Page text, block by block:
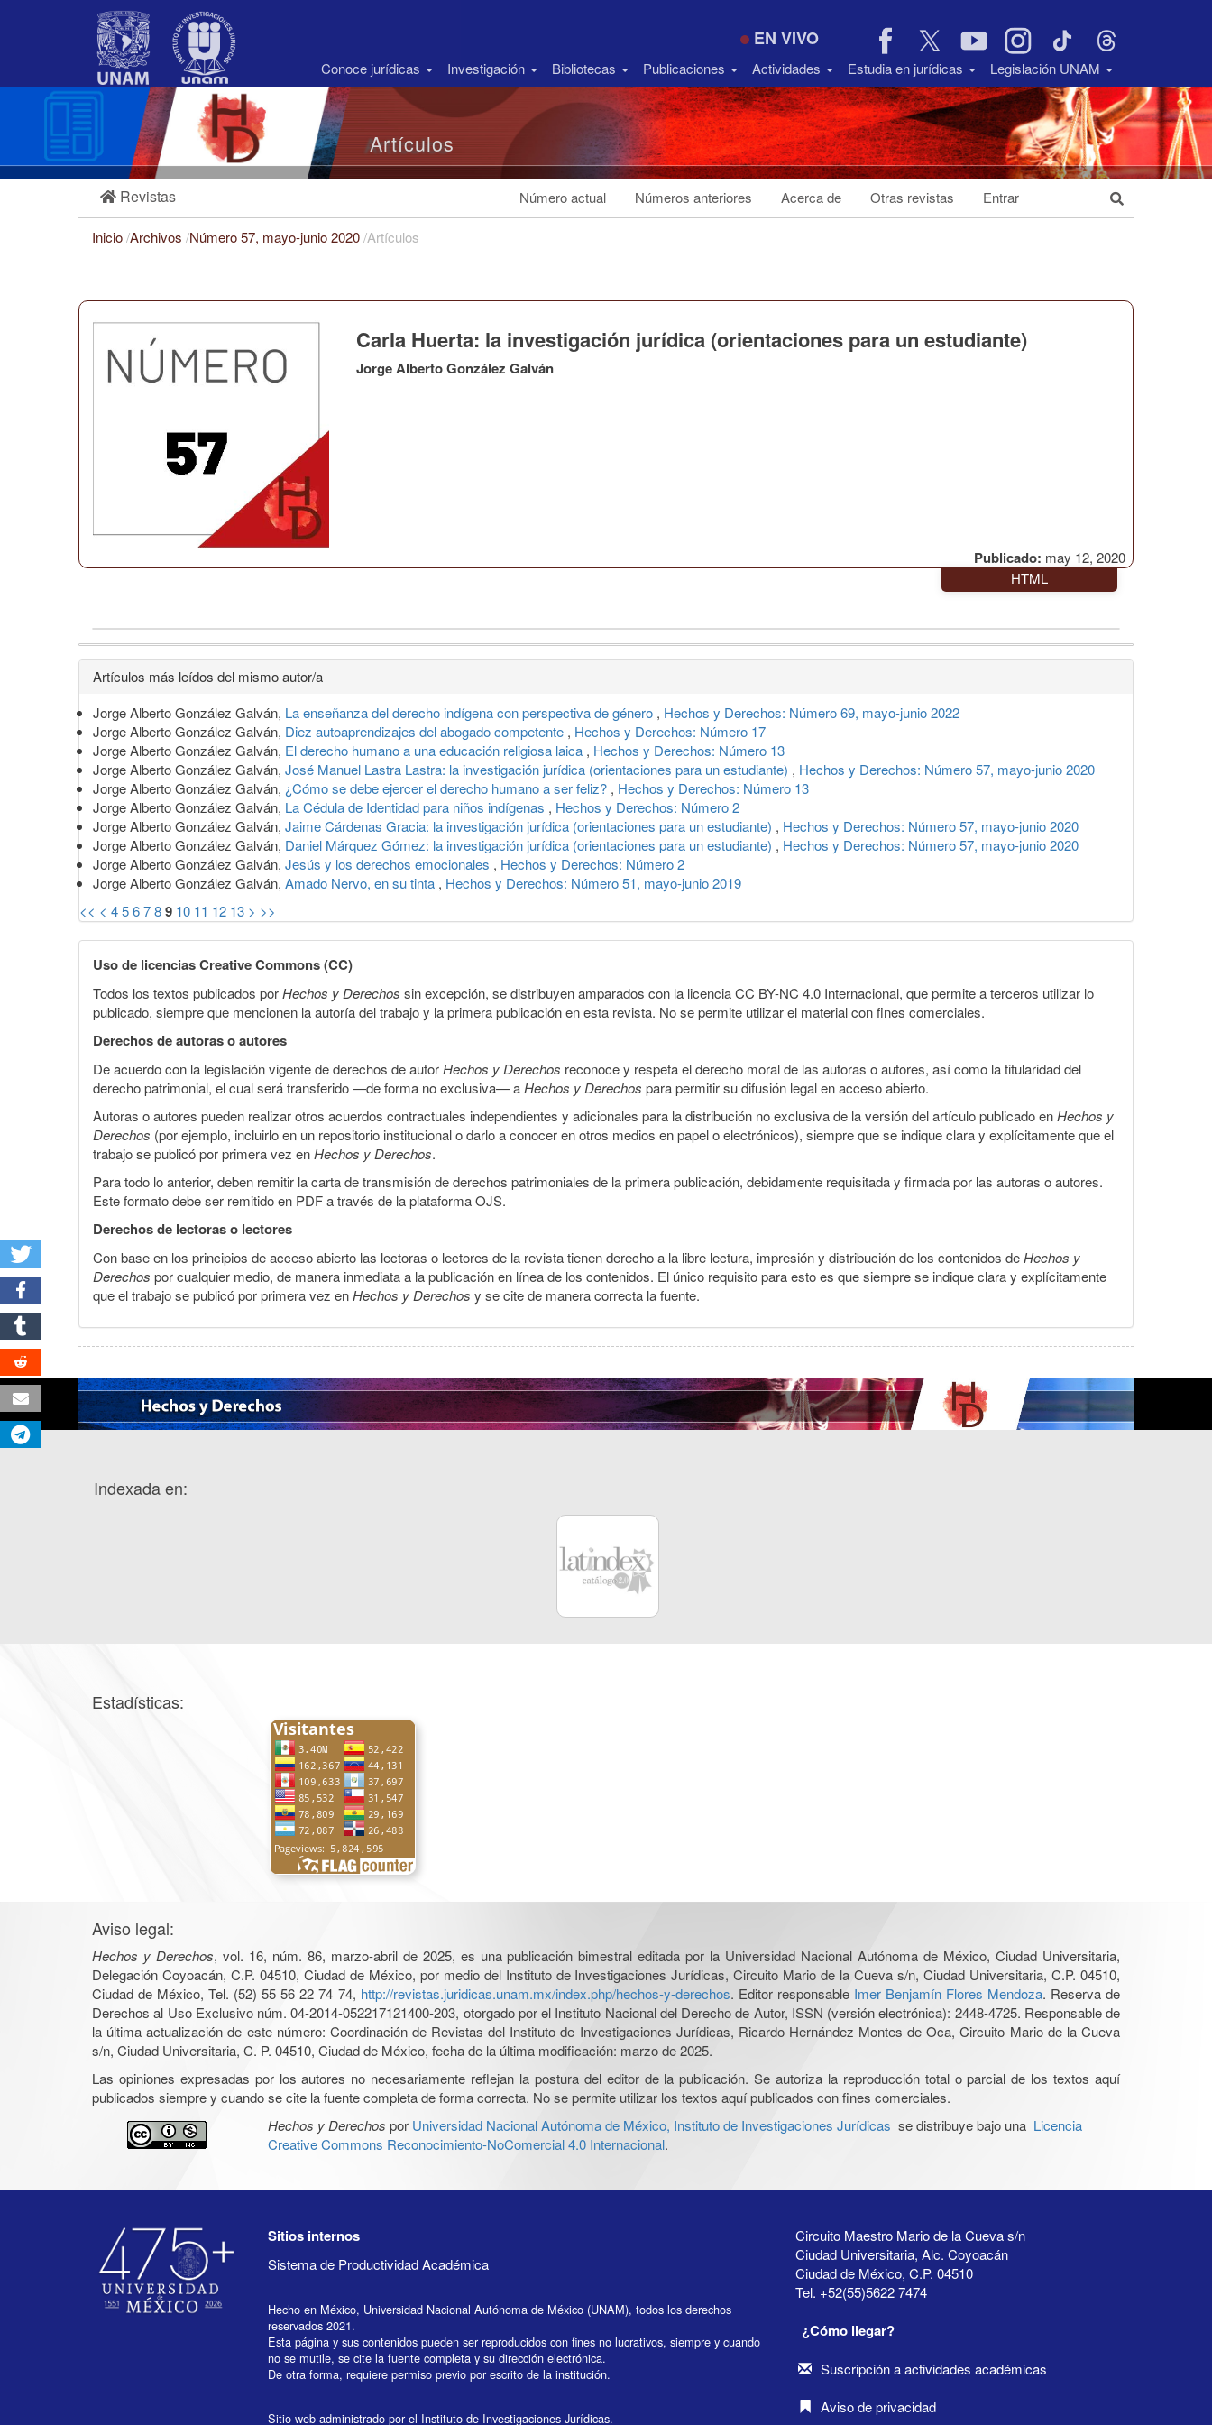
Barra
EN VIVO
Conoce jurídicas Investigación Bibliotecas Publicaciones Actividades Estudia en jurídicas Legislación UNAM
Artículos
Revistas Número actual Números anteriores Acerca de Otras revistas Entrar
Inicio/Archivos /Número 57, mayo-junio 2020/Artículos
Publicado: may 12, 2020
Carla Huerta: la investigación jurídica (orientaciones para un estudiante)
Jorge Alberto González Galván
HTML
Detalles
del
artículo
Artículos más leídos del mismo autor/a
Jorge Alberto González Galván, La enseñanza del derecho indígena con perspectiva de género , Hechos y Derechos: Número 69, mayo-junio 2022
Jorge Alberto González Galván, Diez autoaprendizajes del abogado competente , Hechos y Derechos: Número 17
Jorge Alberto González Galván, El derecho humano a una educación religiosa laica , Hechos y Derechos: Número 13
Jorge Alberto González Galván, José Manuel Lastra Lastra: la investigación jurídica (orientaciones para un estudiante) , Hechos y Derechos: Número 57, mayo-junio 2020
Jorge Alberto González Galván, ¿Cómo se debe ejercer el derecho humano a ser feliz? , Hechos y Derechos: Número 13
Jorge Alberto González Galván, La Cédula de Identidad para niños indígenas , Hechos y Derechos: Número 2
Jorge Alberto González Galván, Jaime Cárdenas Gracia: la investigación jurídica (orientaciones para un estudiante) , Hechos y Derechos: Número 57, mayo-junio 2020
Jorge Alberto González Galván, Daniel Márquez Gómez: la investigación jurídica (orientaciones para un estudiante) , Hechos y Derechos: Número 57, mayo-junio 2020
Jorge Alberto González Galván, Jesús y los derechos emocionales , Hechos y Derechos: Número 2
Jorge Alberto González Galván, Amado Nervo, en su tinta , Hechos y Derechos: Número 51, mayo-junio 2019
<< < 456789 10 11 12 13 > >>
Uso de licencias Creative Commons (CC)
Todos los textos publicados porHechos y Derechos sin excepción, se distribuyen amparados con la licencia CC BY-NC 4.0 Internacional, que permite a terceros utilizar lo
publicado, siempre que mencionen la autoría del trabajo y la primera publicación en esta revista. No se permite utilizar el material con fines comerciales.
Derechos de autoras o autores
De acuerdo con la legislación vigente de derechos de autorHechos y Derechos reconoce y respeta el derecho moral de las autoras o autores, así como la titularidad del
derecho patrimonial, el cual será transferido —de forma no exclusiva— aHechos y Derechos para permitir su difusión legal en acceso abierto.
Autoras o autores pueden realizar otros acuerdos contractuales independientes y adicionales para la distribución no exclusiva de la versión del artículo publicado enHechos y
Derechos (por ejemplo, incluirlo en un repositorio institucional o darlo a conocer en otros medios en papel o electrónicos), siempre que se indique clara y explícitamente que el
trabajo se publicó por primera vez enHechos y Derechos.
Para todo lo anterior, deben remitir la carta de transmisión de derechos patrimoniales de la primera publicación, debidamente requisitada y firmada por las autoras o autores.
Este formato debe ser remitido en PDF a través de la plataforma OJS.
Derechos de lectoras o lectores
Con base en los principios de acceso abierto las lectoras o lectores de la revista tienen derecho a la libre lectura, impresión y distribución de los contenidos deHechos y
Derechos por cualquier medio, de manera inmediata a la publicación en línea de los contenidos. El único requisito para esto es que siempre se indique clara y explícitamente
que el trabajo se publicó por primera vez enHechos y Derechos y se cite de manera correcta la fuente.
Indexada en:
Estadísticas:
Aviso legal:
Hechos y Derechos, vol. 16, núm. 86, marzo-abril de 2025, es una publicación bimestral editada por la Universidad Nacional Autónoma de México, Ciudad Universitaria,
Delegación Coyoacán, C.P. 04510, Ciudad de México, por medio del Instituto de Investigaciones Jurídicas, Circuito Mario de la Cueva s/n, Ciudad Universitaria, C.P. 04510,
Ciudad de México, Tel. (52) 55 56 22 74 74, http://revistas.juridicas.unam.mx/index.php/hechos-y-derechos. Editor responsable Imer Benjamín Flores Mendoza. Reserva de
Derechos al Uso Exclusivo núm. 04-2014-052217121400-203, otorgado por el Instituto Nacional del Derecho de Autor, ISSN (versión electrónica): 2448-4725. Responsable de
la última actualización de este número: Coordinación de Revistas del Instituto de Investigaciones Jurídicas, Ricardo Hernández Montes de Oca, Circuito Mario de la Cueva
s/n, Ciudad Universitaria, C. P. 04510, Ciudad de México, fecha de la última modificación: marzo de 2025.
Las opiniones expresadas por los autores no necesariamente reflejan la postura del editor de la publicación. Se autoriza la reproducción total o parcial de los textos aquí
publicados siempre y cuando se cite la fuente completa de forma correcta. No se permite utilizar los textos aquí publicados con fines comerciales.
Hechos y Derechos por Universidad Nacional Autónoma de México, Instituto de Investigaciones Jurídicas se distribuye bajo una Licencia
Creative Commons Reconocimiento-NoComercial 4.0 Internacional.
Sitios internos
Sistema de Productividad Académica
Hecho en México, Universidad Nacional Autónoma de México (UNAM), todos los derechos
reservados 2021.
Esta página y sus contenidos pueden ser reproducidos con fines no lucrativos, siempre y cuando
no se mutile, se cite la fuente completa y su dirección electrónica.
De otra forma, requiere permiso previo por escrito de la institución.
Sitio web administrado por el Instituto de Investigaciones Jurídicas.
Circuito Maestro Mario de la Cueva s/n
Ciudad Universitaria, Alc. Coyoacán
Ciudad de México, C.P. 04510
Tel. +52(55)5622 7474
¿Cómo llegar?
Suscripción a actividades académicas
Aviso de privacidad